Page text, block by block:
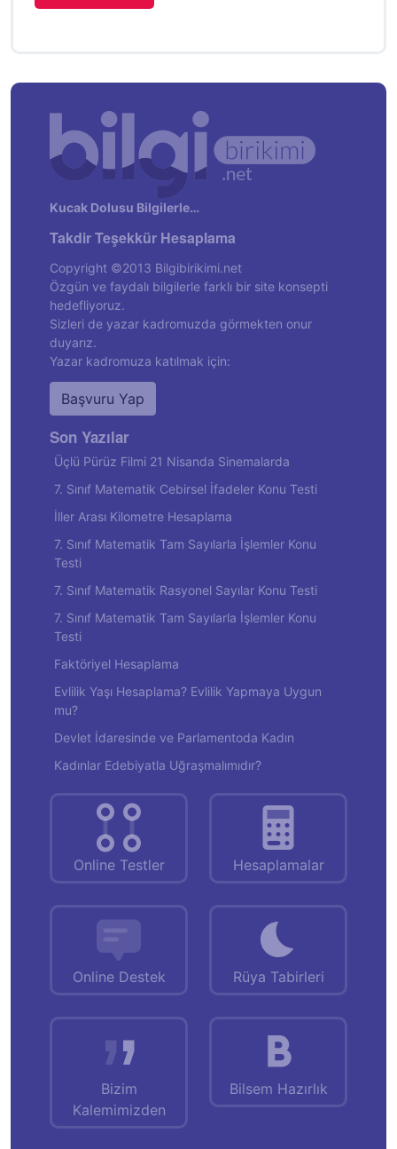
Kucak Dolusu Bilgilerle…
Takdir Teşekkür Hesaplama
Copyright ©2013 Bilgibirikimi.net
Özgün ve faydalı bilgilerle farklı bir site konsepti
hedefliyoruz.
Sizleri de yazar kadromuzda görmekten onur
duyarız.
Yazar kadromuza katılmak için:
Başvuru Yap
Son Yazılar
Üçlü Pürüz Filmi 21 Nisanda Sinemalarda
7. Sınıf Matematik Cebirsel İfadeler Konu Testi
İller Arası Kilometre Hesaplama
7. Sınıf Matematik Tam Sayılarla İşlemler Konu
Testi
7. Sınıf Matematik Rasyonel Sayılar Konu Testi
7. Sınıf Matematik Tam Sayılarla İşlemler Konu
Testi
Faktöriyel Hesaplama
Evlilik Yaşı Hesaplama? Evlilik Yapmaya Uygun
mu?
Devlet İdaresinde ve Parlamentoda Kadın
Kadınlar Edebiyatla Uğraşmalımıdır?
Online Testler Hesaplamalar
Online Destek Rüya Tabirleri
Bizim
Kalemimizden
Bilsem Hazırlık